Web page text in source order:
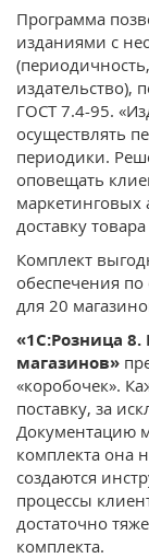
Программа
изданиями с
издательство),
ГОСТ 7.4-95.
осуществлять
периодики.
оповещать
маркетинговых
доставку
Комплект
обеспечения
для 20
«1С:Розница
магазинов»
«коробочек».
поставку, за
Документацию
комплекта она
создаются
процессы
достаточно
комплекта.